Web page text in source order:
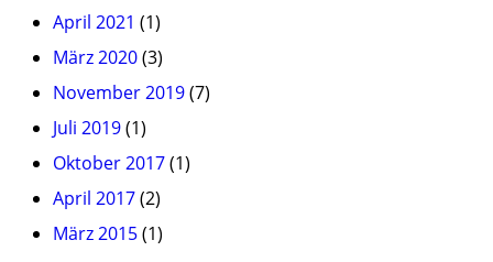
April 2021 (1)
März 2020(3)
November 2019(7)
Juli 2019(1)
Oktober 2017(1)
April 2017(2)
März 2015(1)